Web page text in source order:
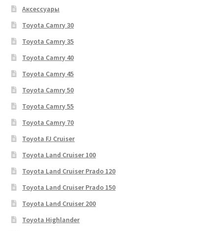
Аксессуары
Toyota Camry 30
Toyota Camry 35
Toyota Camry 40
Toyota Camry 45
Toyota Camry 50
Toyota Camry 55
Toyota Camry 70
Toyota FJ Cruiser
Toyota Land Cruiser 100
Toyota Land Cruiser Prado 120
Toyota Land Cruiser Prado 150
Toyota Land Cruiser 200
Toyota Highlander